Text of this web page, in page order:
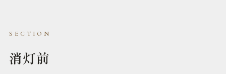
消灯前